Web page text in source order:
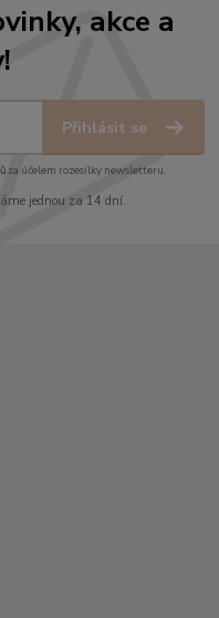
akce a
Přihlásit se
za účelem rozesílky newsletteru.
jednou za 14 dní.